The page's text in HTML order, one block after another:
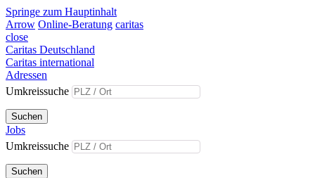
Springe zum Hauptinhalt
Arrow Online-Beratung caritas
close
Caritas Deutschland
Caritas international
Adressen
Umkreissuche
Suchen
Jobs
Umkreissuche
Suchen